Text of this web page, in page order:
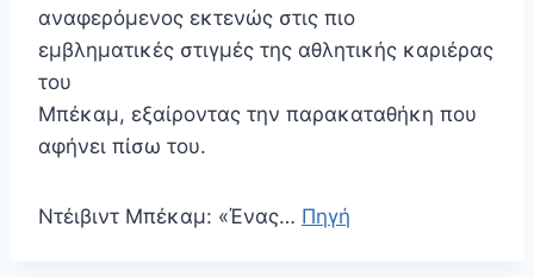
αναφερόμενος εκτενώς στις πιο
εμβληματικές στιγμές της αθλητικής καριέρας
του
Μπέκαμ, εξαίροντας την παρακαταθήκη που
αφήνει πίσω του.
Ντέιβιντ Μπέκαμ: «Ένας… Πηγή